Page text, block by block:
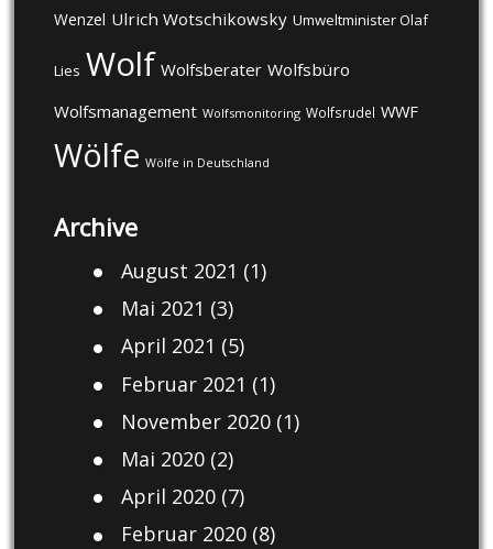
Wenzel Ulrich Wotschikowsky Umweltminister Olaf
Lies Wolf Wolfsberater Wolfsbüro
Wolfsmanagement Wolfsmonitoring Wolfsrudel WWF
Wölfe Wölfe in Deutschland
Archive
August 2021 (1)
Mai 2021 (3)
April 2021 (5)
Februar 2021 (1)
November 2020(1)
Mai 2020(2)
April 2020(7)
Februar 2020(8)